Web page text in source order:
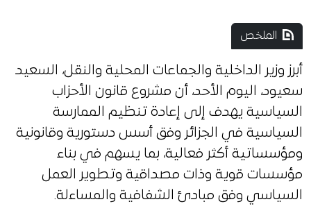
الملخص
أبرز وزير الداخلية والجماعات المحلية والنقل، السعيد
سعيود، اليوم الأحد، أن مشروع قانون الأحزاب
السياسية يهدف إلى إعادة تنظيم الممارسة
السياسية في الجزائر وفق أسس دستورية وقانونية
ومؤسساتية أكثر فعالية، بما يسهم في بناء
مؤسسات قوية وذات مصداقية وتطوير العمل
السياسي وفق مبادئ الشفافية والمساءلة.